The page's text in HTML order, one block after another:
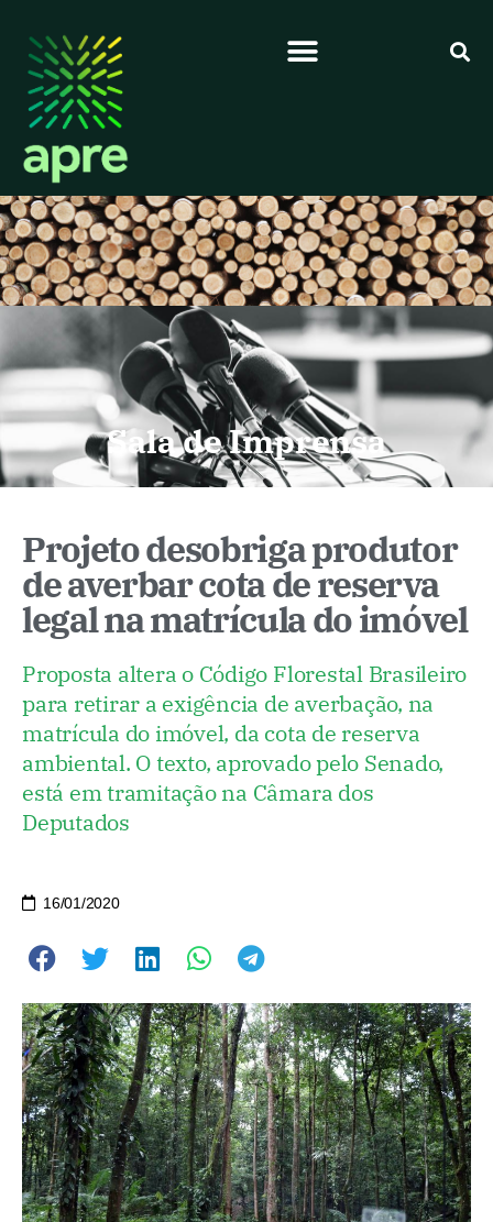
Sala de Imprensa
Projeto desobriga produtor
de averbar cota de reserva
legal na matrícula do imóvel
Proposta altera o Código Florestal Brasileiro
para retirar a exigência de averbação, na
matrícula do imóvel, da cota de reserva
ambiental. O texto, aprovado pelo Senado,
está em tramitação na Câmara dos
Deputados
16/01/2020